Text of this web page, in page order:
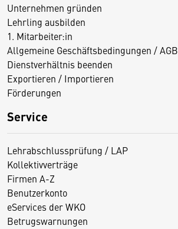
Unternehmen gründen
Lehrling ausbilden
1. Mitarbeiter:in
Allgemeine Geschäftsbedingungen / AGB
Dienstverhältnis beenden
Exportieren / Importieren
Förderungen
Service
Lehrabschlussprüfung / LAP
Kollektivverträge
Firmen A-Z
Benutzerkonto
eServices der WKO
Betrugswarnungen